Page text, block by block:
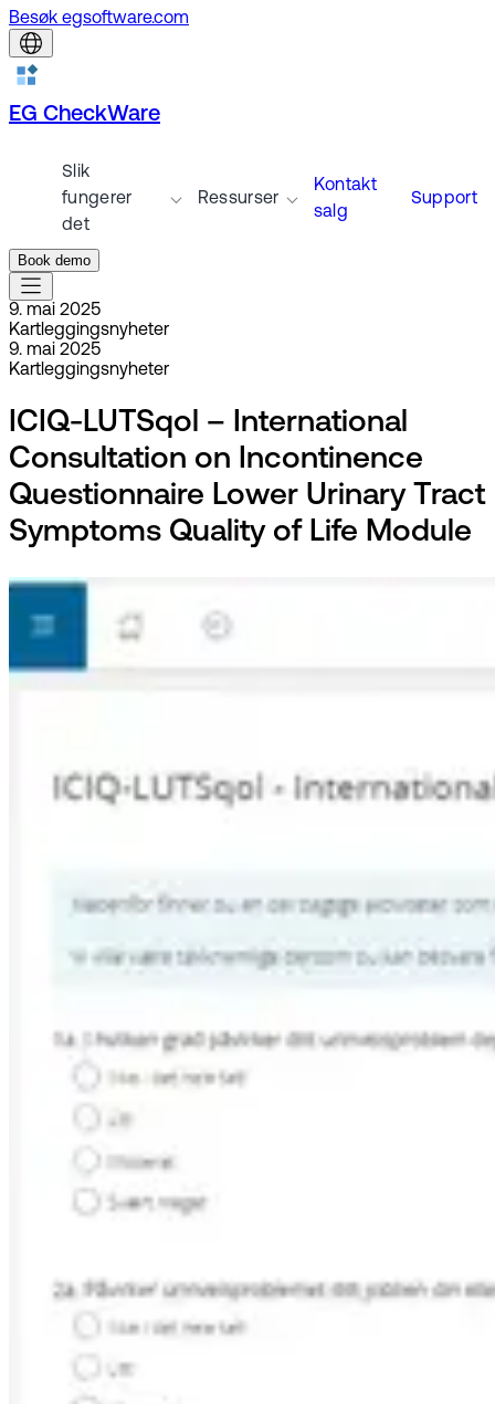
Besøk egsoftware.com
EG CheckWare
Slik
fungerer
det
Ressurser
Kontakt
salg
Support
Book demo
9. mai 2025
Kartleggingsnyheter
9. mai 2025
Kartleggingsnyheter
ICIQ-LUTSqol – International
Consultation on Incontinence
Questionnaire Lower Urinary Tract
Symptoms Quality of Life Module